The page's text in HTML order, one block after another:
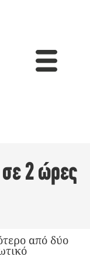
σε 2 ώρες
από δύο